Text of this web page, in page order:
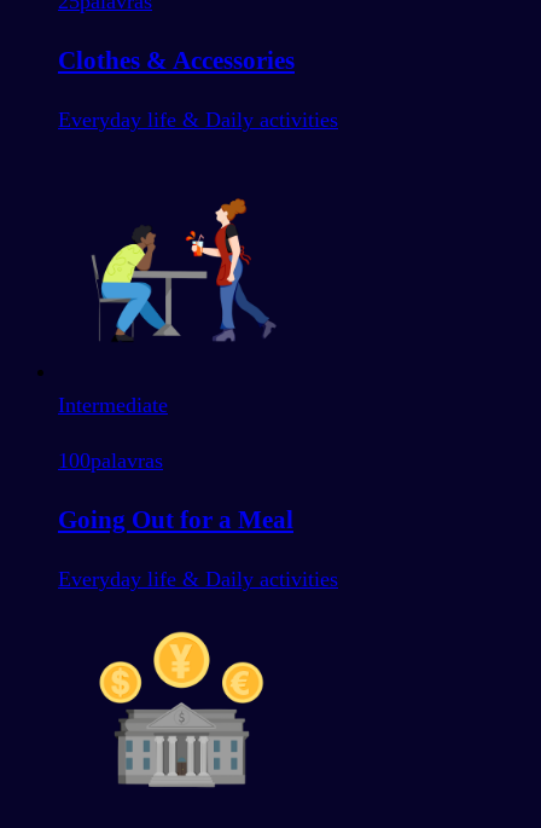
Clothes & Accessories
Everyday life & Daily activities
Intermediate
100palavras
Going Out for a Meal
Everyday life & Daily activities